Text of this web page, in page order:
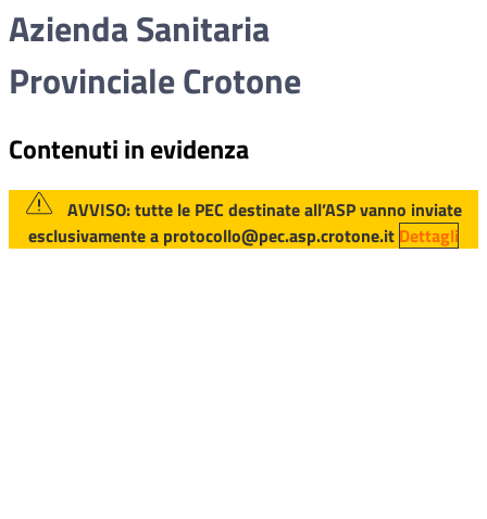
Azienda Sanitaria
Provinciale Crotone
Contenuti in evidenza
AVVISO: tutte le PEC destinate all’ASP vanno inviate
esclusivamente a protocollo@pec.asp.crotone.it Dettagli